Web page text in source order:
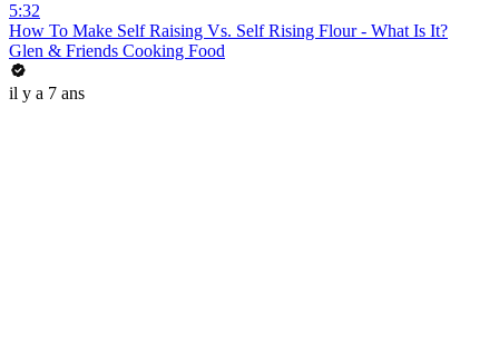
5:32
How To Make Self Raising Vs. Self Rising Flour - What Is It?
Glen & Friends Cooking Food
il y a 7 ans